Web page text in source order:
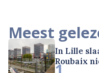
Meest
In Lille
Roubaix